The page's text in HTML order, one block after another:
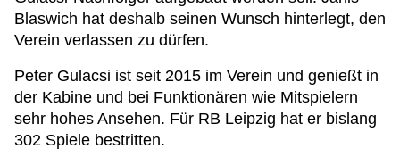
Blaswich hat deshalb seinen Wunsch hinterlegt, den
Verein verlassen zu dürfen.
Peter Gulacsi ist seit 2015 im Verein und genießt in
der Kabine und bei Funktionären wie Mitspielern
sehr hohes Ansehen. Für RB Leipzig hat er bislang
302 Spiele bestritten.